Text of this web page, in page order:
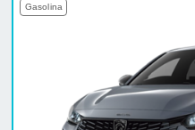
Gasolina